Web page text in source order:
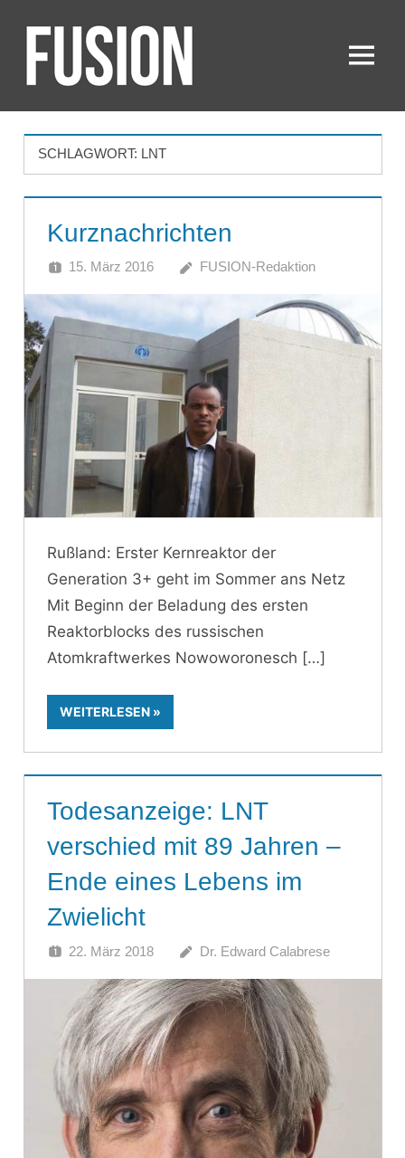
Inhalt
springenFUSION Menü
SCHLAGWORT: LNT
Kurznachrichten
15. März 2016 FUSION-Redaktion
Rußland: Erster Kernreaktor der
Generation 3+ geht im Sommer ans Netz
Mit Beginn der Beladung des ersten
Reaktorblocks des russischen
Atomkraftwerkes Nowoworonesch
WEITERLESEN
Todesanzeige: LNT
verschied mit 89 Jahren –
Ende eines Lebens im
Zwielicht
22. März 2018 Dr. Edward Calabrese